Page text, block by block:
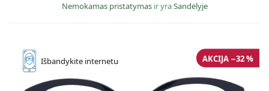
Nemokamas pristatymas ir yraSandėlyje
Išbandykite internetu AKCIJA −32 %